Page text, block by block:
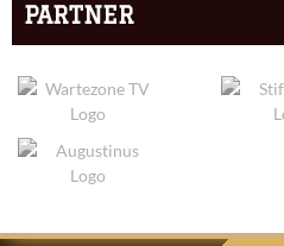
ARTIKEL-
PARTNER